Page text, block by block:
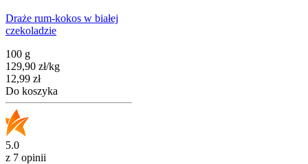
Draże rum-kokos w białej
czekoladzie
100 g
129,90 zł/kg
Cena
12,99 zł
Do koszyka
5.0
z 7 opinii